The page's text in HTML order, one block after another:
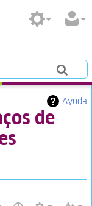
Ayuda
de